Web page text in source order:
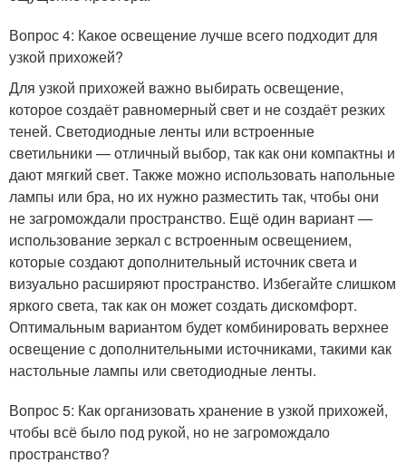
Вопрос 4: Какое освещение лучше всего подходит для
узкой прихожей?
Для узкой прихожей важно выбирать освещение,
которое создаёт равномерный свет и не создаёт резких
теней. Светодиодные ленты или встроенные
светильники — отличный выбор, так как они компактны и
дают мягкий свет. Также можно использовать напольные
лампы или бра, но их нужно разместить так, чтобы они
не загромождали пространство. Ещё один вариант —
использование зеркал с встроенным освещением,
которые создают дополнительный источник света и
визуально расширяют пространство. Избегайте слишком
яркого света, так как он может создать дискомфорт.
Оптимальным вариантом будет комбинировать верхнее
освещение с дополнительными источниками, такими как
настольные лампы или светодиодные ленты.
Вопрос 5: Как организовать хранение в узкой прихожей,
чтобы всё было под рукой, но не загромождало
пространство?